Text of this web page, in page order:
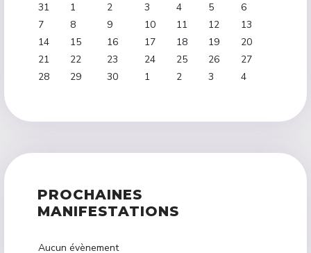
31
1 2 3 4 5
6
7
8 9 10 11 12
13
14
15 16 17 18 19
20
21
22 23 24 25 26
27
28
29 30 1 2 3 4
PROCHAINES
MANIFESTATIONS
Aucun évènement